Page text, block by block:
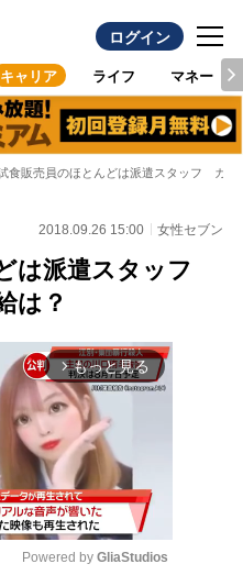
ログイン
キャリア ライフ マネー
食販売員のほとんどは派遣スタッフ カリ
2018.09.26 15:00 女性セブン
は派遣スタッフ
は？
arrow_forward_ios もっと見る
Powered by GliaStudios